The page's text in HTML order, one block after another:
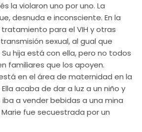
la violaron uno por uno. La
desnuda e inconsciente. En la
para el VIH y otras
sexual, al gual que
hija está con ella, pero no todos
familiares que los apoyen.
en el área de maternidad en la
Ella acaba de dar a luz a un niño y
a vender bebidas a una mina
fue secuestrada por un